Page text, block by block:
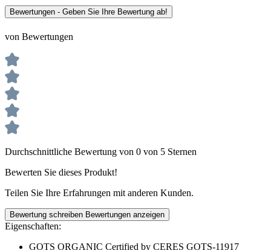
Bewertungen - Geben Sie Ihre Bewertung ab!
von Bewertungen
Durchschnittliche Bewertung von 0 von 5 Sternen
Bewerten Sie dieses Produkt!
Teilen Sie Ihre Erfahrungen mit anderen Kunden.
Bewertung schreiben Bewertungen anzeigen
Eigenschaften:
GOTS ORGANIC Certified by CERES GOTS-11917